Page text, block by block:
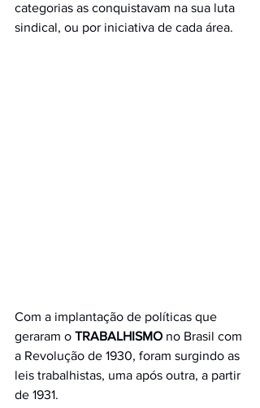
categorias as conquistavam na sua luta
sindical, ou por iniciativa de cada área.
Com a implantação de políticas que
geraram o TRABALHISMO no Brasil com
a Revolução de 1930, foram surgindo as
leis trabalhistas, uma após outra, a partir
de 1931.